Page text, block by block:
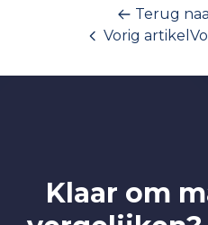
Terug
Vorig artikel
Klaar om